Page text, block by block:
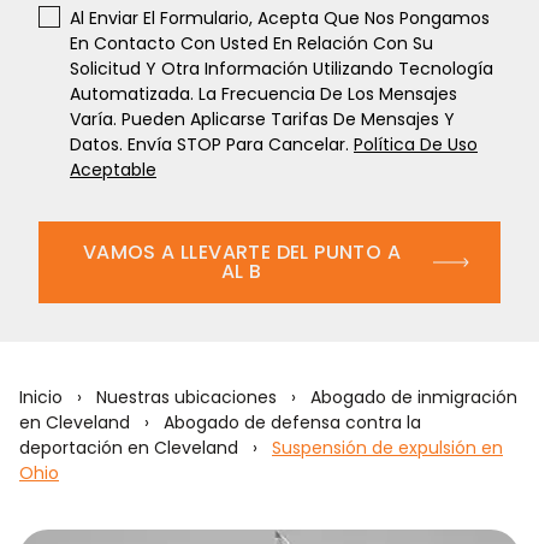
Al Enviar El Formulario, Acepta Que Nos Pongamos
En Contacto Con Usted En Relación Con Su
Solicitud Y Otra Información Utilizando Tecnología
Automatizada. La Frecuencia De Los Mensajes
Varía. Pueden Aplicarse Tarifas De Mensajes Y
Datos. Envía STOP Para Cancelar. Política De Uso
Aceptable
VAMOS A LLEVARTE DEL PUNTO A
AL B
Inicio › Nuestras ubicaciones › Abogado de inmigración
en Cleveland
› Abogado de defensa contra la
deportación en Cleveland
› Suspensión de expulsión en
Ohio